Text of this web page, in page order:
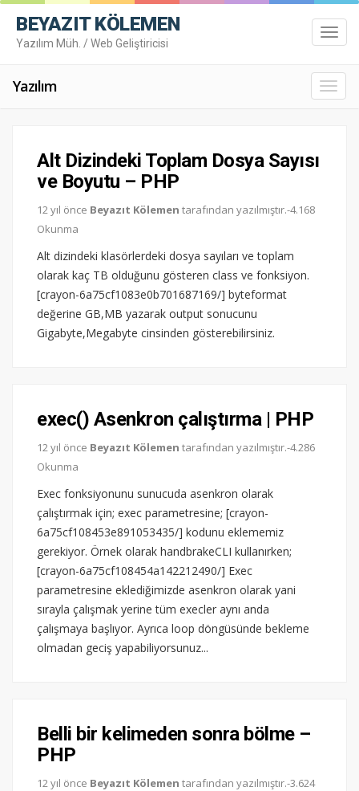
BEYAZIT KÖLEMEN
Yazılım Müh. / Web Geliştiricisi
Yazılım
Alt Dizindeki Toplam Dosya Sayısı
ve Boyutu – PHP
12 yıl önce Beyazıt Kölemen tarafından yazılmıştır.-4.168
Okunma
Alt dizindeki klasörlerdeki dosya sayıları ve toplam
olarak kaç TB olduğunu gösteren class ve fonksiyon.
[crayon-6a75cf1083e0b701687169/] byteformat
değerine GB,MB yazarak output sonucunu
Gigabyte,Megabyte cinsinden gösterebilirsiniz.
exec() Asenkron çalıştırma | PHP
12 yıl önce Beyazıt Kölemen tarafından yazılmıştır.-4.286
Okunma
Exec fonksiyonunu sunucuda asenkron olarak
çalıştırmak için; exec parametresine; [crayon-
6a75cf108453e891053435/] kodunu eklememiz
gerekiyor. Örnek olarak handbrakeCLI kullanırken;
[crayon-6a75cf108454a142212490/] Exec
parametresine eklediğimizde asenkron olarak yani
sırayla çalışmak yerine tüm execler aynı anda
çalışmaya başlıyor. Ayrıca loop döngüsünde bekleme
olmadan geciş yapabiliyorsunuz...
Belli bir kelimeden sonra bölme –
PHP
12 yıl önce Beyazıt Kölemen tarafından yazılmıştır.-3.624